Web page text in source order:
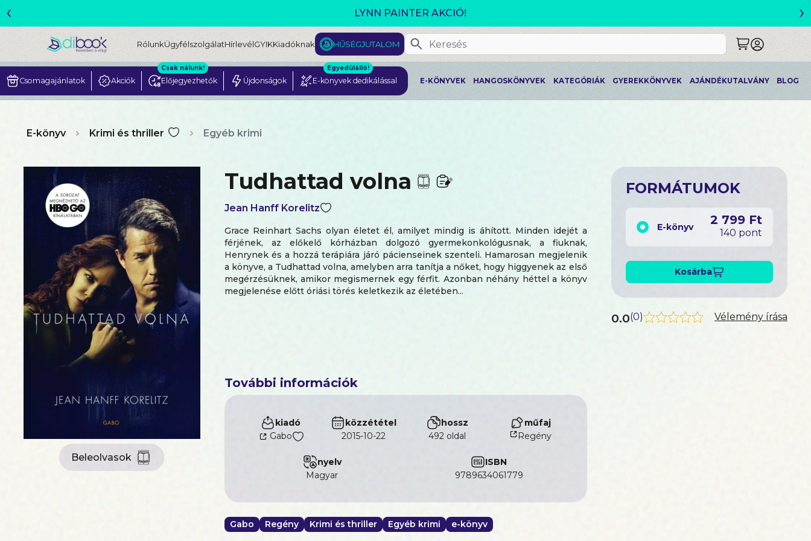
MEGJELENT! L. J. SHEN: LEGVADABB ÁLMAIMBAN SZERETLEK
‹ ›
RólunkÜgyfélszolgálatHírlevélGYIKKiadóknak HŰSÉGJUTALOM
Csomagajánlatok Akciók Előjegyezhetők
Csak nálunk!
Újdonságok E-könyvek dedikálással
Egyedülálló!
E-KÖNYVEK HANGOSKÖNYVEK KATEGÓRIÁK GYEREKKÖNYVEK AJÁNDÉKUTALVÁNY BLOG
E-könyv Krimi és thriller Egyéb krimi
Beleolvasok
Tudhattad volna
Jean Hanff Korelitz
Grace Reinhart Sachs olyan életet él, amilyet mindig is áhított. Minden idejét a
férjének, az előkelő kórházban dolgozó gyermekonkológusnak, a fiuknak,
Henrynek és a hozzá terápiára járó pácienseinek szenteli. Hamarosan megjelenik
a könyve, a Tudhattad volna, amelyben arra tanítja a nőket, hogy higgyenek az első
megérzésüknek, amikor megismernek egy férfit. Azonban néhány héttel a könyv
megjelenése előtt óriási törés keletkezik az életében...
További információk
kiadó
Gabo
közzététel
2015-10-22
hossz
492 oldal
műfaj
Regény
nyelv
magyar
ISBN
9789634061779
Gabo Regény Krimi és thriller Egyéb krimi e-könyv
FORMÁTUMOK
E-könyv 2 799 Ft
140 pont
Kosárba
0.0(0) Vélemény írása